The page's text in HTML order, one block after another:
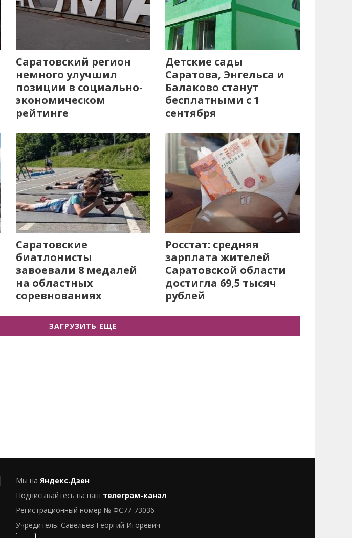
Саратовский регион
немного улучшил
позиции в социально-
экономическом
рейтинге
Детские сады
Саратова, Энгельса и
Балаково станут
бесплатными с 1
сентября
Саратовские
биатлонисты
завоевали 8 медалей
на областных
соревнованиях
Росстат: средняя
зарплата жителей
Саратовской области
достигла 69,5 тысяч
рублей
ЗАГРУЗИТЬ ЕЩЕ
Мы на Яндекс.Дзен
Подписывайтесь на наш телеграм-канал
Регистрационный номер № ФС77-73036
Учредитель: Савельев Георгий Игоревич